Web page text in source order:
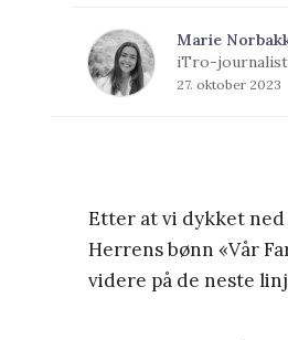
Marie
iTro-journalist
27. oktober 2023
Etter at vi dykket
Herrens bønn «Vår
videre på de neste